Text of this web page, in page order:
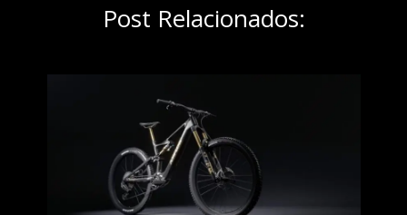
Post Relacionados: